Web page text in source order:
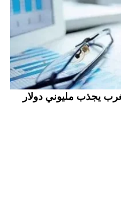
يجذب مليوني دولار